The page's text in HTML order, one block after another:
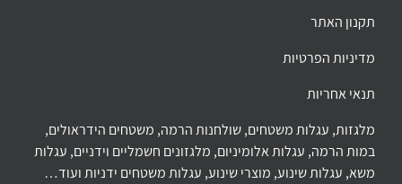
תקנון האתר
מדיניות הפרטיות
תנאי אחריות
מלגזות, עגלות משטחים, שולחנות הרמה, משטחים הידראולים,
במות הרמה, עגלות אלומיניום, מלגזונים חשמליים וידניים, עגלות
משא, עגלות שינוע, מוצרי שינוע, עגלות משטחים ידניות ועוד…